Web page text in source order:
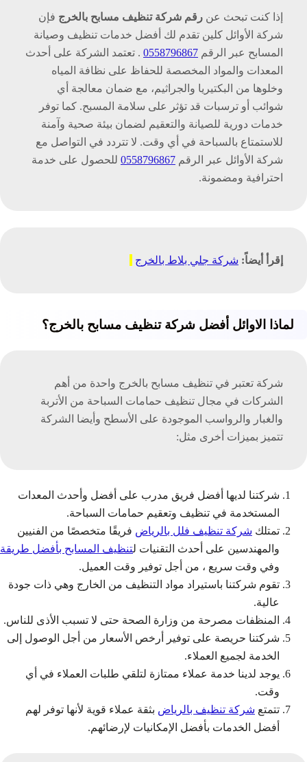
إذا كنت تبحث عن رقم شركة تنظيف مسابح بالخرج فإن
شركة الأوائل كلين تقدم لك أفضل خدمات تنظيف وصيانة
المسابح عبر الرقم 0558796867 . تعتمد الشركة على أحدث
المعدات والمواد المخصصة للحفاظ على نظافة المياه
وخلوها من البكتيريا والجراثيم، مع ضمان معالجة أي
شوائب أو ترسبات قد تؤثر على سلامة المسبح. كما توفر
خدمات دورية للصيانة والتعقيم لضمان بيئة صحية وآمنة
للاستمتاع بالسباحة في أي وقت. لا تتردد في التواصل مع
شركة الأوائل عبر الرقم 0558796867 للحصول على خدمة
احترافية ومضمونة.
إقرأ أيضاً: شركة جلي بلاط بالخرج
لماذا الاوائل أفضل شركة تنظيف مسابح بالخرج؟
شركة تعتبر في تنظيف مسابح بالخرج واحدة من أهم
الشركات في مجال تنظيف حمامات السباحة من الأتربة
والغبار والرواسب الموجودة على الأسطح وأيضا الشركة
تتميز بميزات أخرى مثل:
شركتنا لديها أفضل فريق مدرب على أفضل وأحدث المعدات
المستخدمة في تنظيف وتعقيم حمامات السباحة.
تمتلك شركة تنظيف فلل بالرياض فريقًا متخصصًا من الفنيين
والمهندسين على أحدث التقنيات لتنظيف المسابح بأفضل طريقة
وفي وقت سريع ، من أجل توفير وقت العميل.
تقوم شركتنا باستيراد مواد التنظيف من الخارج وهي ذات جودة
عالية.
المنظفات مصرحة من وزارة الصحة حتى لا تسبب الأذى للناس.
شركتنا حريصة على توفير أرخص الأسعار من أجل الوصول إلى
الخدمة لجميع العملاء.
يوجد لدينا خدمة عملاء ممتازة لتلقي طلبات العملاء في أي
وقت.
تتمتع شركة تنظيف بالرياض بثقة عملاء قوية لأنها توفر لهم
أفضل الخدمات بأفضل الإمكانيات لإرضائهم.